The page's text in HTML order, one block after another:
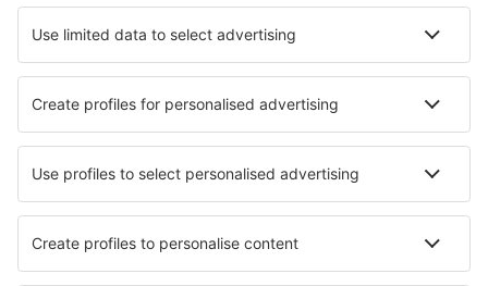
Hotels in Stachy Hotels Volary
Hotels in Josefuv dul Hotels in Špindlerův Mlýn
Die besten Hotels - Städte
Hotels in Acate Hotels in Totensen Hotels in Replonges
Hotels in Godinne Hotels in Baltezers